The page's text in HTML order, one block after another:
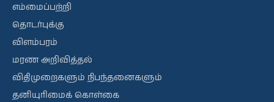
எம்மைப்பற்றி
தொடர்புக்கு
விளம்பரம்
மரண அறிவித்தல்
விதிமுறைகளும் நிபந்தனைகளும்
தனியுரிமைக் கொள்கை